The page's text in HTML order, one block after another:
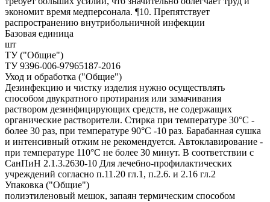
экономит время медперсонала. ¶10. Препятствует
распространению внутрибольничной инфекции
Базовая единица
шт
ТУ ("Общие")
ТУ 9396-006-97965187-2016
Уход и обработка ("Общие")
Дезинфекцию и чистку изделия нужно осуществлять
способом двукратного протирания или замачивания
раствором дезинфицирующих средств, не содержащих
органические растворители. Стирка при температуре 30°С -
более 30 раз, при температуре 90°С -10 раз. Барабанная сушка
и интенсивный отжим не рекомендуется. Автоклавирование -
при температуре 110°С не более 30 минут. В соответствии с
СанПиН 2.1.3.2630-10 Для лечебно-профилактических
учреждений согласно п.11.20 гл.1, п.2.6. и 2.16 гл.2
Упаковка ("Общие")
полиэтиленовый мешок, запаян термическим способом